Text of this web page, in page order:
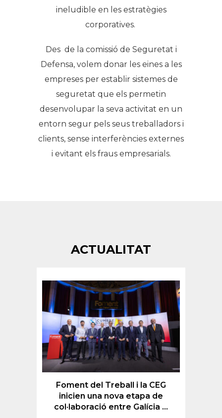
ineludible en les estratègies
corporatives.
Des de la comissió de Seguretat i
Defensa, volem donar les eines a les
empreses per establir sistemes de
seguretat que els permetin
desenvolupar la seva activitat en un
entorn segur pels seus treballadors i
clients, sense interferències externes
i evitant els fraus empresarials.
ACTUALITAT
Foment del Treball i la CEG
inicien una nova etapa de
col·laboració entre Galícia ...